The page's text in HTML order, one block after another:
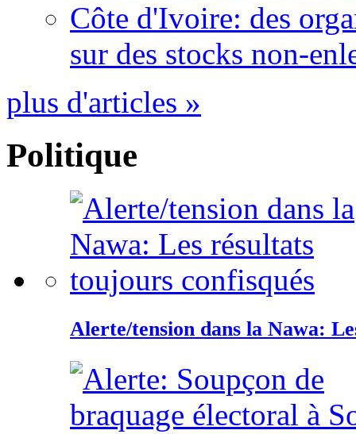
Côte d'Ivoire: des
sur des stocks non-
plus d'articles »
Politique
Alerte/tension dans la Nawa: